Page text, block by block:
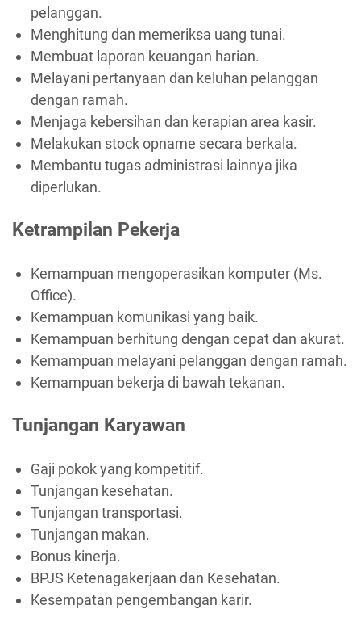
pelanggan.
Menghitung dan memeriksa uang tunai.
Membuat laporan keuangan harian.
Melayani pertanyaan dan keluhan pelanggan
dengan ramah.
Menjaga kebersihan dan kerapian area kasir.
Melakukan stock opname secara berkala.
Membantu tugas administrasi lainnya jika
diperlukan.
Ketrampilan Pekerja
Kemampuan mengoperasikan komputer (Ms.
Office).
Kemampuan komunikasi yang baik.
Kemampuan berhitung dengan cepat dan akurat.
Kemampuan melayani pelanggan dengan ramah.
Kemampuan bekerja di bawah tekanan.
Tunjangan Karyawan
Gaji pokok yang kompetitif.
Tunjangan kesehatan.
Tunjangan transportasi.
Tunjangan makan.
Bonus kinerja.
BPJS Ketenagakerjaan dan Kesehatan.
Kesempatan pengembangan karir.